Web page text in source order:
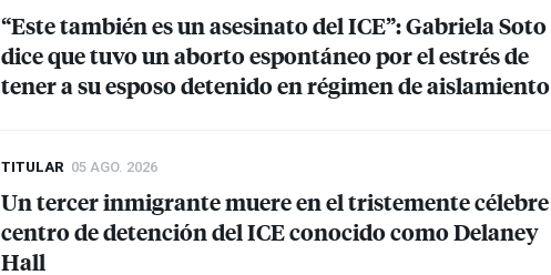
“Este también es un asesinato delICE”: Gabriela Soto
dice que tuvo un aborto espontáneo por el estrés de
tener a su esposo detenido en régimen de aislamiento
TITULAR 05 AGO. 2026
Un tercer inmigrante muere en el tristemente célebre
centro de detención delICEconocido como Delaney
Hall